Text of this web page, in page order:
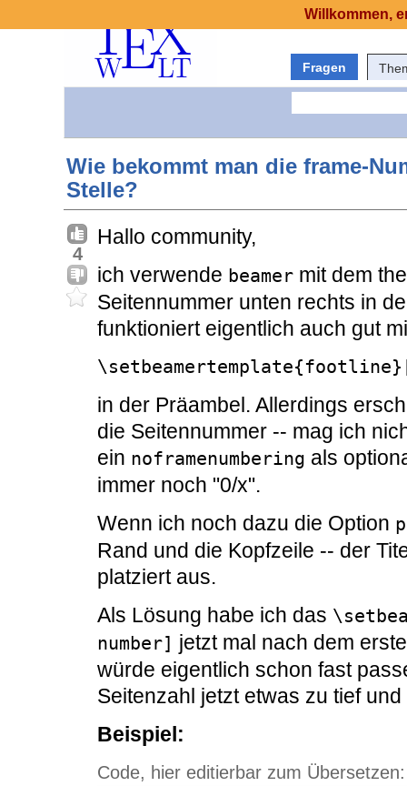
Fragen
Wie bekommt man die frame-
Stelle?
4
Hallo community,
ich verwende beamer mit dem
Seitennummer unten rechts in
funktioniert eigentlich auch gut
in der Präambel. Allerdings
die Seitennummer -- mag ich
ein noframenumbering als
immer noch "0/x".
Wenn ich noch dazu die Option
Rand und die Kopfzeile -- der
platziert aus.
Als Lösung habe ich das
number] jetzt mal nach dem
würde eigentlich schon fast
Seitenzahl jetzt etwas zu tief
Beispiel:
Code, hier editierbar zum Übersetzen:
Willkommen,